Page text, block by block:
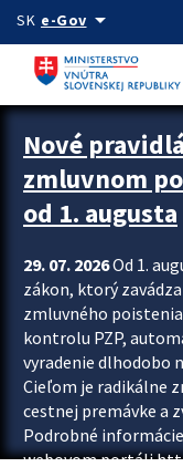
Preskocit na hlavný
SK e-Govarrow_drop_down
Zastavit automatický
Nové
zmluvnom
od 1. augusta
29. 07. 2026Od 1.
zákon, ktorý
zmluvného
kontrolu PZP,
vyradenie dlhodobo
Cieľom je radikálne
cestnej premávke a
Podrobné
webovom portáli